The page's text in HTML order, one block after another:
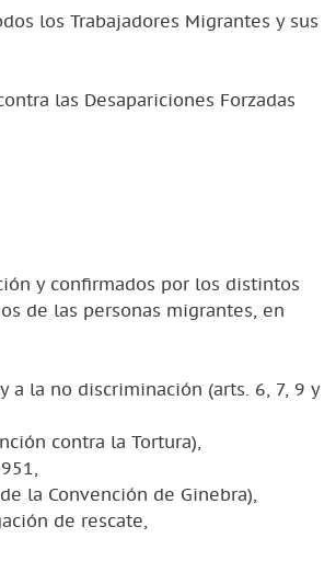
los Trabajadores Migrantes y sus
las Desapariciones Forzadas
y confirmados por los distintos
de las personas migrantes, en
a la no discriminación (arts. 6, 7, 9 y
contra la Tortura),
la Convención de Ginebra),
de rescate,